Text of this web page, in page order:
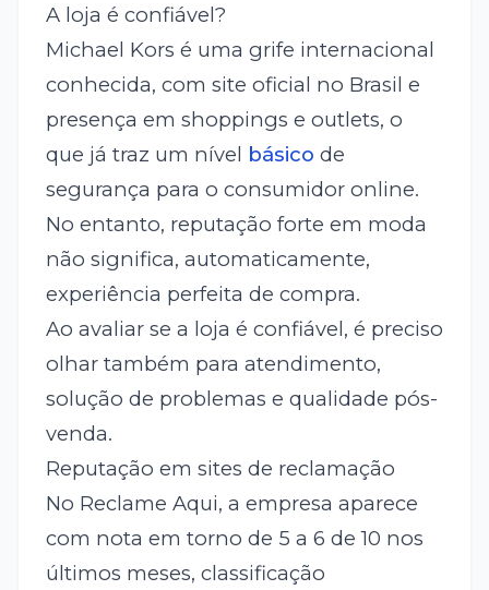
A loja é confiável?
Michael Kors é uma grife internacional
conhecida, com site oficial no Brasil e
presença em shoppings e outlets, o
que já traz um nível básico de
segurança para o consumidor online.
No entanto, reputação forte em moda
não significa, automaticamente,
experiência perfeita de compra.
Ao avaliar se a loja é confiável, é preciso
olhar também para atendimento,
solução de problemas e qualidade pós-
venda.
Reputação em sites de reclamação
No Reclame Aqui, a empresa aparece
com nota em torno de 5 a 6 de 10 nos
últimos meses, classificação